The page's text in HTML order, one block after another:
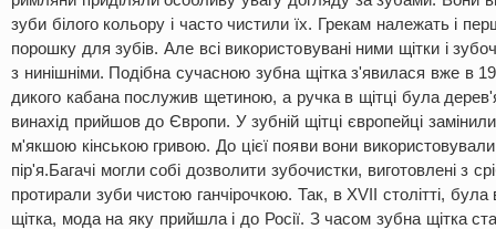
зуби білого кольору і часто чистили їх. Грекам належать і
порошку для зубів. Але всі використовувані ними щітки і
з нинішніми. Подібна сучасною зубна щітка з'явилася вже в
дикого кабана послужив щетиною, а ручка в щітці була
винахід прийшов до Європи. У зубній щітці європейці
м'якшою кінською гривою. До цієї появи вони
пір'я.Багачі могли собі дозволити зубочистки, виготовлені з
протирали зуби чистою ганчірочкою. Так, в XVII столітті,
щітка, мода на яку прийшла і до Росії. З часом зубна щітка